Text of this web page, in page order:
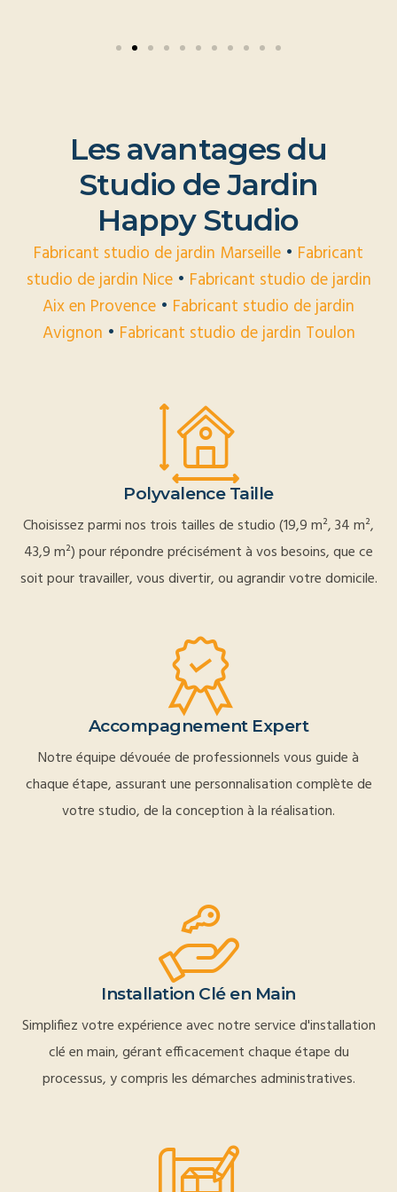
Les avantages du
Studio deJardin
Happy Studio
Fabricant studio de jardin Marseille • Fabricant
studio de jardin Nice• Fabricant studio de jardin
Aix en Provence • Fabricant studio de jardin
Avignon • Fabricant studio de jardin Toulon
Polyvalence Taille
Choisissez parmi nos trois tailles de studio (19,9 m², 34 m²,
43,9 m²) pour répondre précisément à vos besoins, que ce
soit pour travailler, vous divertir, ou agrandir votre domicile.
Accompagnement Expert
Notre équipe dévouée de professionnels vous guide à
chaque étape, assurant une personnalisation complète de
votre studio, de la conception à la réalisation.
Installation Clé en Main
Simplifiez votre expérience avec notre service d'installation
clé en main, gérant efficacement chaque étape du
processus, y compris les démarches administratives.